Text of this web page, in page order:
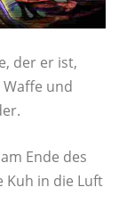
der er ist,
und
Ende des
Kuh in die Luft